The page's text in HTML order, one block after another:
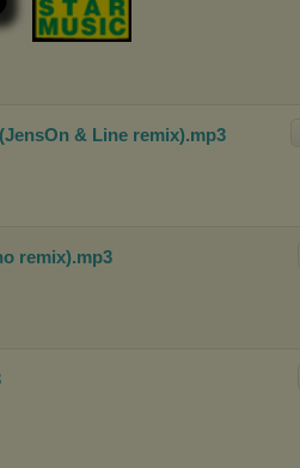
& Line remix).mp3
remix).mp3